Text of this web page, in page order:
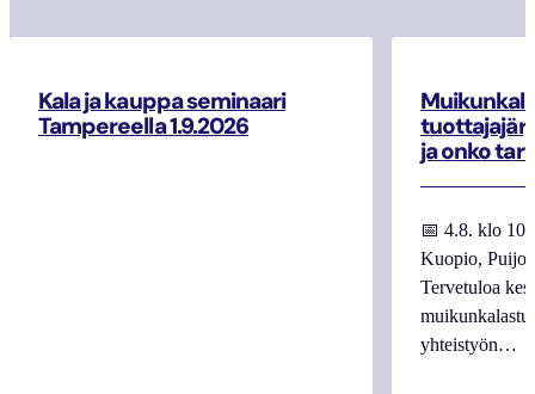
Kala ja kauppa seminaari
Tampereella 1.9.2026
ja onko
📅 4.8. klo
Kuopio,
Tervetuloa
yhteistyön…